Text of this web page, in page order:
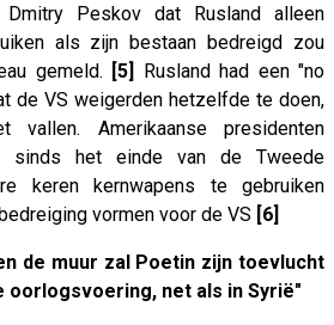
Dmitry Peskov dat Rusland alleen
als zijn bestaan ​​bedreigd zou
gemeld. [5]
Rusland had een "no
de VS weigerden hetzelfde te doen,
Amerikaanse presidenten
sinds het einde van de Tweede
keren kernwapens te gebruiken
vormen voor de VS [6]
de muur zal Poetin zijn toevlucht
oorlogsvoering, net als in Syrië"